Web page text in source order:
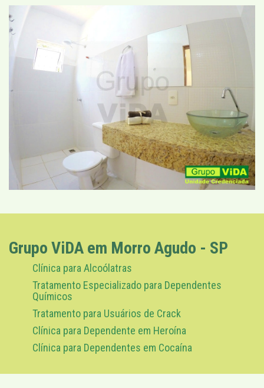
Grupo ViDA em Morro Agudo - SP
Clínica para Alcoólatras
Tratamento Especializado para Dependentes
Químicos
Tratamento para Usuários de Crack
Clínica para Dependente em Heroína
Clínica para Dependentes em Cocaína